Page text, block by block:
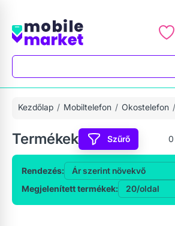
Kezdőlap Mobiltelefon Okostelefon
Termékek Szűrő 0
Rendezés:
Megjelenített termékek: